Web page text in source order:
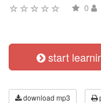
0
start
download mp3